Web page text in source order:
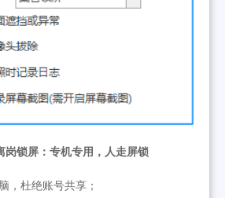
岗锁屏：专机专用，人走屏锁
，杜绝账号共享；